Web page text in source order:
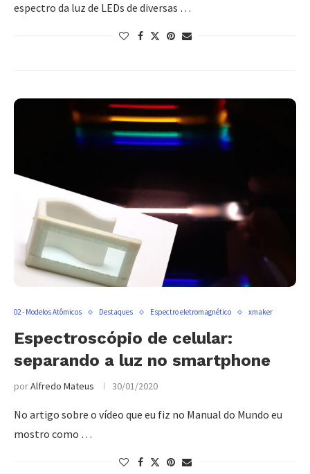
espectro da luz de LEDs de diversas …
02 - Modelos Atômicos Destaques Espectro eletromagnético xmaker
Espectroscópio de celular:
separando a luz no smartphone
porAlfredo Mateus 30/01/2020
No artigo sobre o vídeo que eu fiz no Manual do Mundo eu
mostro como …